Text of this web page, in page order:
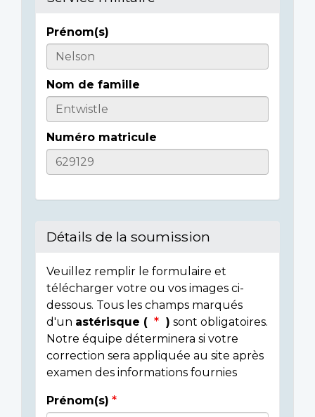
Casualty
Details
Prénom(s)
Nom de famille
Numéro matricule
Détails de la soumission
Veuillez remplir le formulaire et
télécharger votre ou vos images ci-
dessous. Tous les champs marqués
d'un astérisque ( ) sont obligatoires.
Notre équipe déterminera si votre
correction sera appliquée au site après
examen des informations fournies
Prénom(s)